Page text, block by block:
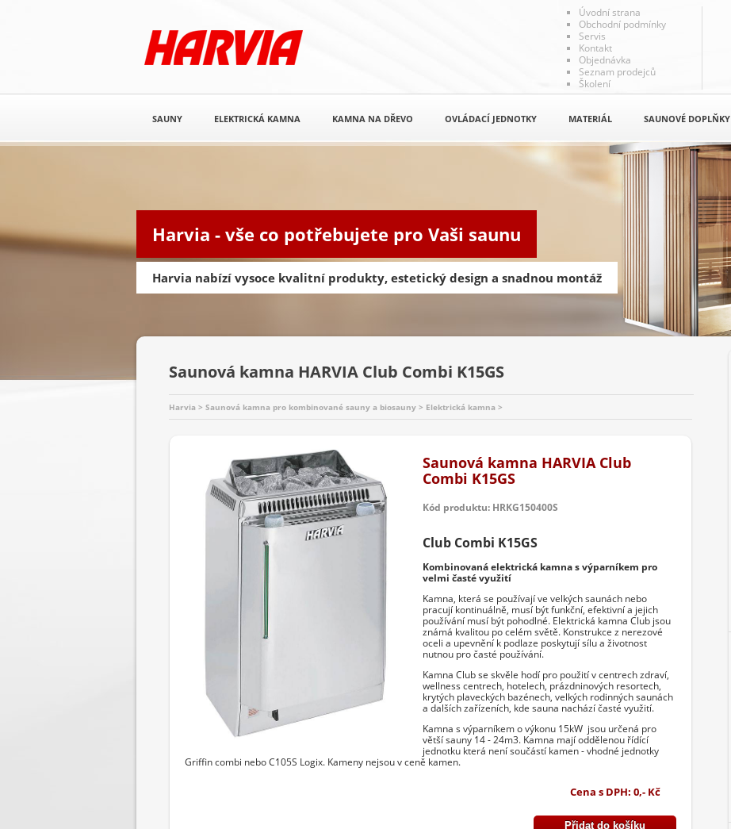
Harvia - vše co potřebujete pro Vaši saunu
Harvia nabízí vysoce kvalitní produkty, estetický design a snadnou montáž
Úvodní strana
Obchodní podmínky
Servis
Kontakt
Objednávka
Seznam prodejců
Školení
SAUNY ELEKTRICKÁ KAMNA KAMNA NA DŘEVO OVLÁDACÍ JEDNOTKY MATERIÁL SAUNOVÉ DOPLŇKY
Saunová kamna HARVIA Club Combi K15GS
Harvia > Saunová kamna pro kombinované sauny a biosauny > Elektrická kamna >
Saunová kamna HARVIA Club
Combi K15GS
Kód produktu: HRKG150400S
Club Combi K15GS
Kombinovaná elektrická kamna s výparníkem pro
velmi časté využití
Kamna, která se používají ve velkých saunách nebo
pracují kontinuálně, musí být funkční, efektivní a jejich
používání musí být pohodlné. Elektrická kamna Club jsou
známá kvalitou po celém světě. Konstrukce z nerezové
oceli a upevnění k podlaze poskytují sílu a životnost
nutnou pro časté používání.
Kamna Club se skvěle hodí pro použití v centrech zdraví,
wellness centrech, hotelech, prázdninových resortech,
krytých plaveckých bazénech, velkých rodinných saunách
a dalších zařízeních, kde sauna nachází časté využití.
Kamna s výparníkem o výkonu 15kW jsou určená pro
větší sauny 14 - 24m3. Kamna mají oddělenou řídící
jednotku která není součástí kamen - vhodné jednotky
Griffin combi nebo C105S Logix. Kameny nejsou v ceně kamen.
Cena s DPH: 0,- Kč